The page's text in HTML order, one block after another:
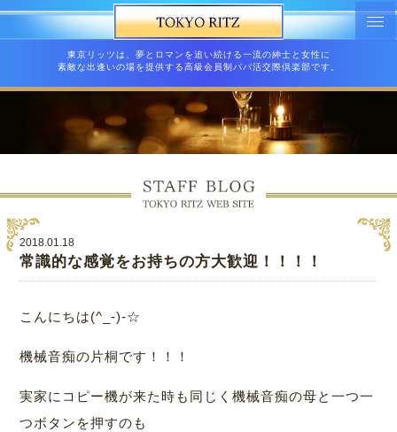
東京リッツは、夢とロマンを追い続ける一流の紳士と女性に
素敵な出逢いの場を提供する高級会員制パパ活交際倶楽部です。
2018.01.18
常識的な感覚をお持ちの方大歓迎！！！！
こんにちは(^_-)-☆
機械音痴の片桐です！！！
実家にコピー機が来た時も同じく機械音痴の母と一つ一
つボタンを押すのも